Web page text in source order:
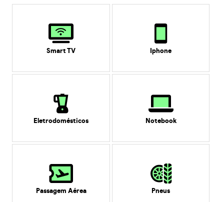
Smart TV Iphone
Eletrodomésticos Notebook
Passagem Aérea Pneus